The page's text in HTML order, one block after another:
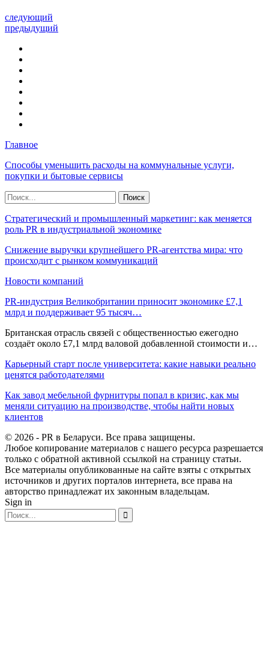
следующий
предыдущий
Главное
Способы уменьшить расходы на коммунальные услуги,
покупки и бытовые сервисы
Стратегический и промышленный маркетинг: как меняется
роль PR в индустриальной экономике
Снижение выручки крупнейшего PR-агентства мира: что
происходит с рынком коммуникаций
Новости компаний
PR-индустрия Великобритании приносит экономике £7,1
млрд и поддерживает 95 тысяч…
Британская отрасль связей с общественностью ежегодно
создаёт около £7,1 млрд валовой добавленной стоимости и…
Карьерный старт после университета: какие навыки реально
ценятся работодателями
Как завод мебельной фурнитуры попал в кризис, как мы
меняли ситуацию на производстве, чтобы найти новых
клиентов
© 2026 - PR в Беларуси. Все права защищены.
Любое копирование материалов с нашего ресурса разрешается
только с обратной активной ссылкой на страницу статьи.
Все материалы опубликованные на сайте взяты с открытых
источников и других порталов интернета, все права на
авторство принадлежат их законным владельцам.
Sign in